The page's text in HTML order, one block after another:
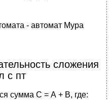
- автомат Мура
сложения
с пт
сумма С = А + В, где: